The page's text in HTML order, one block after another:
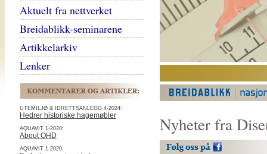
Aktuelt fra nettverket
Breidablikk-seminarene
Artikkelarkiv
Lenker
UTEMILJØ & IDRETTSANLEGG 4-2024:
Hedrer historiske hagemøbler
AQUAVIT 1-2020:
About OHD
AQUAVIT 1-2020:
Nyheter fra